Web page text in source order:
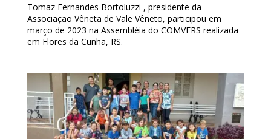
Tomaz Fernandes Bortoluzzi , presidente da
Associação Vêneta de Vale Vêneto, participou em
março de 2023 na Assembléia do COMVERS realizada
em Flores da Cunha, RS.